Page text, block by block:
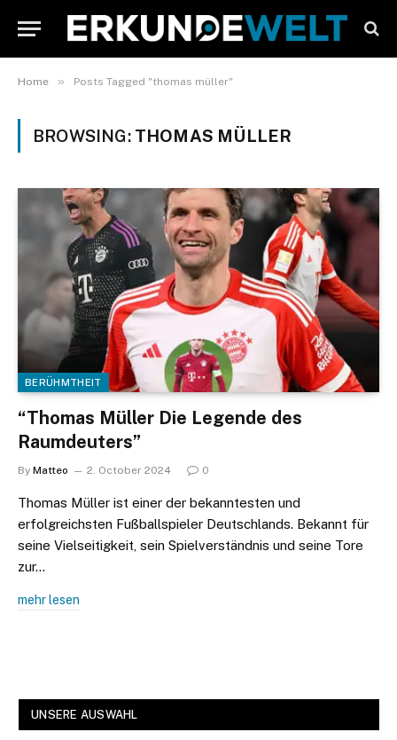
Home » Posts Tagged "thomas müller"
BROWSING: THOMAS MÜLLER
BERÜHMTHEIT
“Thomas Müller Die Legende des
Raumdeuters”
By Matteo 2. October 2024 0
Thomas Müller ist einer der bekanntesten und
erfolgreichsten Fußballspieler Deutschlands. Bekannt für
seine Vielseitigkeit, sein Spielverständnis und seine Tore
zur…
mehr lesen
UNSERE AUSWAHL